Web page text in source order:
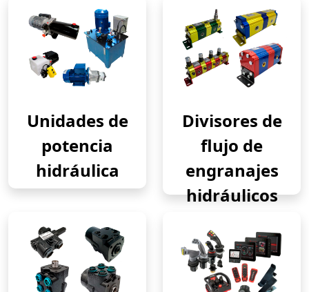
Unidades de
potencia
hidráulica
Divisores de
flujo de
engranajes
hidráulicos